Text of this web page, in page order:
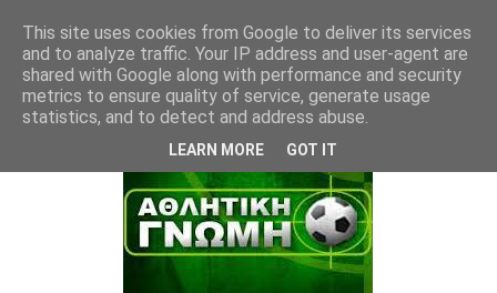
This site uses cookies from Google to deliver its services
and to analyze traffic. Your IP address and user-agent are
shared with Google along with performance and security
metrics to ensure quality of service, generate usage
statistics, and to detect and address abuse.
LEARN MORE GOT IT